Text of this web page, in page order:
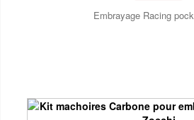
Embrayage Racing